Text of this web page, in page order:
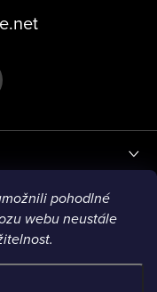
pohodlné
webu neustále